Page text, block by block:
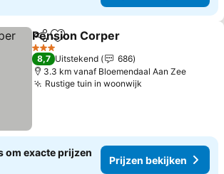
DelenToevoegen aan favorieten
Pension Corper
3 Sterren
8,7 Uitstekend
686
3.3 km vanaf Bloemendaal Aan Zee
Rustige tuin in woonwijk
om exacte prijzen
Prijzen bekijken